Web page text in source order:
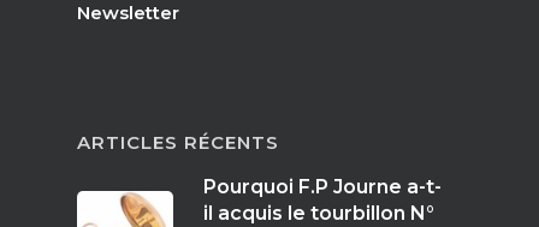
Newsletter
ARTICLES RÉCENTS
Pourquoi F.P Journe a-t-
il acquis le tourbillon N°